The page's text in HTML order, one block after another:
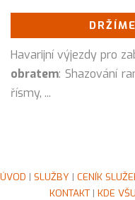
Havarijní výjezdy pro
obratem: Shazování
řísmy, ...
ÚVOD | SLUŽBY | CENÍK
KONTAKT| KDE